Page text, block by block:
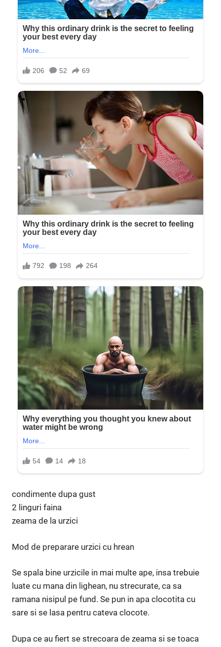
condimente dupa gust
2 linguri faina
zeama de la urzici
Mod de preparare urzici cu hrean
Se spala bine urzicile in mai multe ape, insa trebuie
luate cu mana din lighean, nu strecurate, ca sa
ramana nisipul pe fund. Se pun in apa clocotita cu
sare si se lasa pentru cateva clocote.
Dupa ce au fiert se strecoara de zeama si se toaca